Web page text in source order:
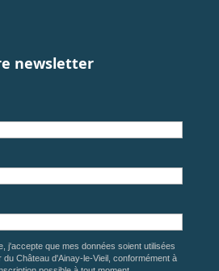
newsletter
j'accepte que mes données soient utilisées
Château d'Ainay-le-Vieil, conformément à